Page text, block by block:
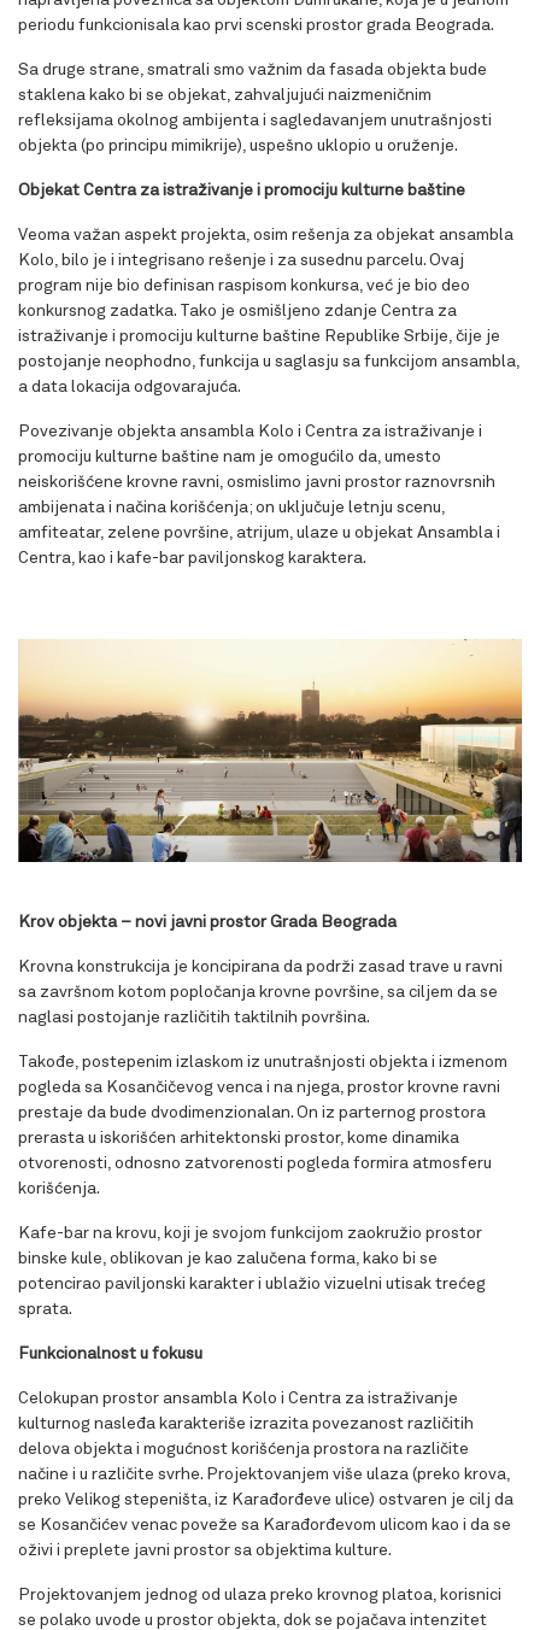
periodu funkcionisala kao prvi scenski prostor grada Beograda.
Sa druge strane, smatrali smo važnim da fasada objekta bude
staklena kako bi se objekat, zahvaljujući naizmeničnim
refleksijama okolnog ambijenta i sagledavanjem unutrašnjosti
objekta (po principu mimikrije), uspešno uklopio u oruženje.
Objekat Centra za istraživanje i promociju kulturne baštine
Veoma važan aspekt projekta, osim rešenja za objekat ansambla
Kolo, bilo je i integrisano rešenje i za susednu parcelu. Ovaj
program nije bio definisan raspisom konkursa, već je bio deo
konkursnog zadatka. Tako je osmišljeno zdanje Centra za
istraživanje i promociju kulturne baštine Republike Srbije, čije je
postojanje neophodno, funkcija u saglasju sa funkcijom ansambla,
a data lokacija odgovarajuća.
Povezivanje objekta ansambla Kolo i Centra za istraživanje i
promociju kulturne baštine nam je omogućilo da, umesto
neiskorišćene krovne ravni, osmislimo javni prostor raznovrsnih
ambijenata i načina korišćenja; on uključuje letnju scenu,
amfiteatar, zelene površine, atrijum, ulaze u objekat Ansambla i
Centra, kao i kafe-bar paviljonskog karaktera.
Krov objekta – novi javni prostor Grada Beograda
Krovna konstrukcija je koncipirana da podrži zasad trave u ravni
sa završnom kotom popločanja krovne površine, sa ciljem da se
naglasi postojanje različitih taktilnih površina.
Takođe, postepenim izlaskom iz unutrašnjosti objekta i izmenom
pogleda sa Kosančičevog venca i na njega, prostor krovne ravni
prestaje da bude dvodimenzionalan. On iz parternog prostora
prerasta u iskorišćen arhitektonski prostor, kome dinamika
otvorenosti, odnosno zatvorenosti pogleda formira atmosferu
korišćenja.
Kafe-bar na krovu, koji je svojom funkcijom zaokružio prostor
binske kule, oblikovan je kao zalučena forma, kako bi se
potencirao paviljonski karakter i ublažio vizuelni utisak trećeg
sprata.
Funkcionalnost u fokusu
Celokupan prostor ansambla Kolo i Centra za istraživanje
kulturnog nasleđa karakteriše izrazita povezanost različitih
delova objekta i mogućnost korišćenja prostora na različite
načine i u različite svrhe. Projektovanjem više ulaza (preko krova,
preko Velikog stepeništa, iz Karađorđeve ulice) ostvaren je cilj da
se Kosančićev venac poveže sa Karađorđevom ulicom kao i da se
oživi i preplete javni prostor sa objektima kulture.
Projektovanjem jednog od ulaza preko krovnog platoa, korisnici
se polako uvode u prostor objekta, dok se pojačava intenzitet